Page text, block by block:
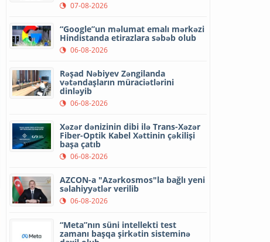
07-08-2026
“Google”un məlumat emalı mərkəzi
Hindistanda etirazlara səbəb olub
06-08-2026
Rəşad Nəbiyev Zəngilanda
vətəndaşların müraciətlərini
dinləyib
06-08-2026
Xəzər dənizinin dibi ilə Trans-Xəzər
Fiber-Optik Kabel Xəttinin çəkilişi
başa çatıb
06-08-2026
AZCON-a "Azərkosmos"la bağlı yeni
səlahiyyətlər verilib
06-08-2026
“Meta”nın süni intellekti test
zamanı başqa şirkətin sisteminə